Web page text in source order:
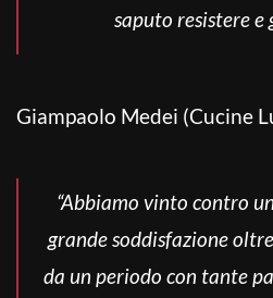
saputo resistere e
Giampaolo Medei (Cucine
“Abbiamo vinto contro
grande soddisfazione
da un periodo con tante